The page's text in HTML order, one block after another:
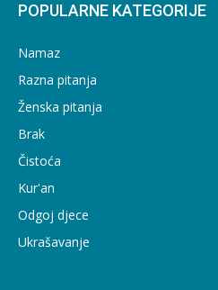
POPULARNE KATEGORIJE
Namaz
Razna pitanja
Ženska pitanja
Brak
Čistoća
Kur'an
Odgoj djece
Ukrašavanje